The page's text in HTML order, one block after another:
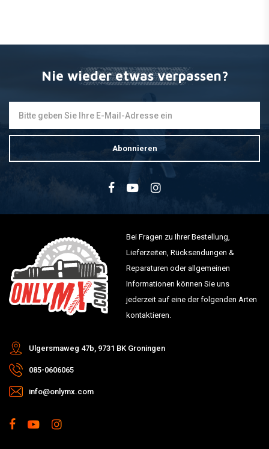
Nie wieder etwas verpassen?
Abonnieren
Bei Fragen zu Ihrer Bestellung,
Lieferzeiten, Rücksendungen &
Reparaturen oder allgemeinen
Informationen können Sie uns
jederzeit auf eine der folgenden Arten
kontaktieren.
Ulgersmaweg 47b, 9731 BK Groningen
085-0606065
info@onlymx.com